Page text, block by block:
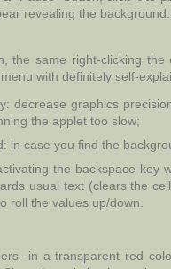
revealing the background.
the same right-clicking the
with definitely self-
decrease graphics
the applet too slow;
in case you find the
the backspace key
usual text (clears the
roll the values up/down.
-in a transparent red